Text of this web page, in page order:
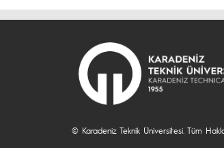
© Karadeniz Teknik Üniversitesi. Tüm